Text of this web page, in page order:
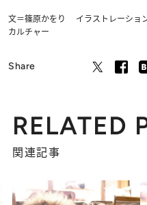
文＝篠原かをり イラストレーショ
カルチャー
Share
RELATED
関連記事